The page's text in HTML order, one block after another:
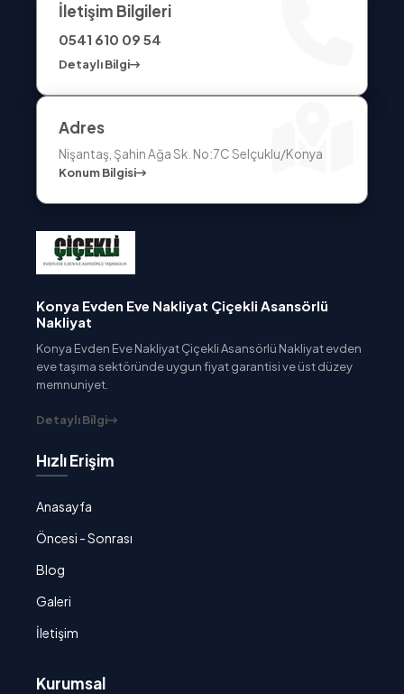
İletişim Bilgileri
0541 610 09 54
Detaylı Bilgi
Adres
Nişantaş, Şahin Ağa Sk. No:7C Selçuklu/Konya
Konum Bilgisi
Konya Evden Eve Nakliyat Çiçekli Asansörlü
Nakliyat
Konya Evden Eve Nakliyat Çiçekli Asansörlü Nakliyat evden
eve taşıma sektöründe uygun fiyat garantisi ve üst düzey
memnuniyet.
Detaylı Bilgi
Hızlı Erişim
Anasayfa
Öncesi - Sonrası
Blog
Galeri
İletişim
Kurumsal